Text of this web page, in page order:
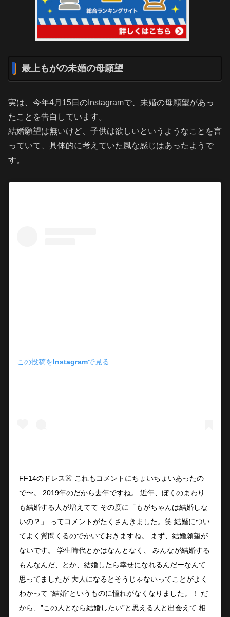
最上もがの未婚の母願望
実は、今年4月15日のInstagramで、未婚の母願望があっ
たことを告白しています。
結婚願望は無いけど、子供は欲しいというようなことを言
っていて、具体的に考えていた風な感じはあったようで
す。
この投稿をInstagramで見る
FF14のドレス👗 これもコメントにちょいちょいあったの
で〜。 2019年のだから去年ですね。 近年、ぼくのまわり
も結婚する人が増えてて その度に「もがちゃんは結婚しな
いの？」 ってコメントがたくさんきました。笑 結婚につい
てよく質問くるのでかいておきますね。 まず、結婚願望が
ないです。 学生時代とかはなんとなく、 みんなが結婚する
もんなんだ、とか、結婚したら幸せになれるんだーなんて
思ってましたが 大人になるとそうじゃないってことがよく
わかって “結婚”というものに憧れがなくなりました。！ だ
から、”この人となら結婚したい”と思える人と出会えて 相